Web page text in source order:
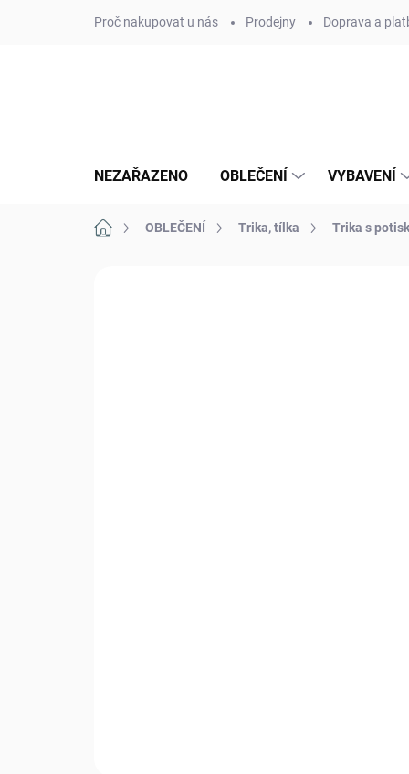
Proč nakupovat u nás Prodejny Doprava a
NEZAŘAZENO OBLEČENÍ VYBAVENÍ
Domů OBLEČENÍ Trika, tílka Trika s